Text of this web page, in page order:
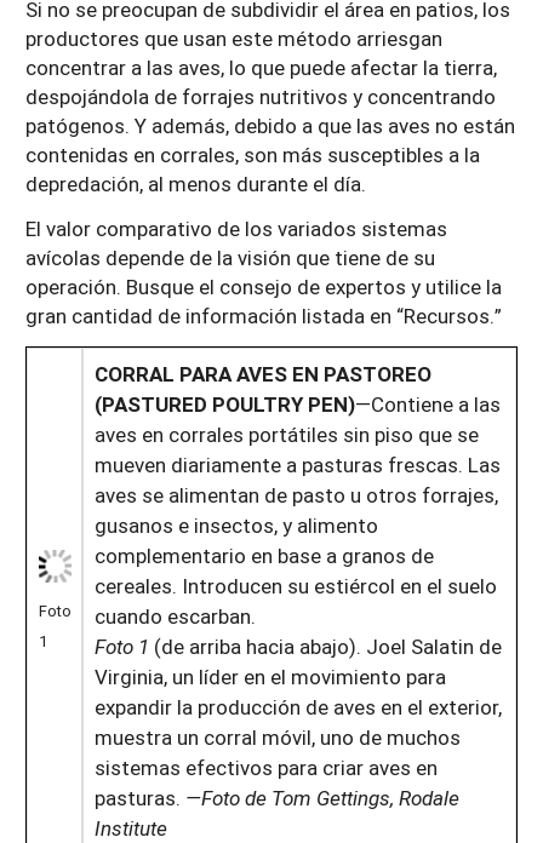
Si no se preocupan de subdividir el área en patios, los
productores que usan este método arriesgan
concentrar a las aves, lo que puede afectar la tierra,
despojándola de forrajes nutritivos y concentrando
patógenos. Y además, debido a que las aves no están
contenidas en corrales, son más susceptibles a la
depredación, al menos durante el día.
El valor comparativo de los variados sistemas
avícolas depende de la visión que tiene de su
operación. Busque el consejo de expertos y utilice la
gran cantidad de información listada en “Recursos.”
Foto
1
CORRAL PARA AVES EN PASTOREO
(PASTURED POULTRY PEN)—Contiene a las
aves en corrales portátiles sin piso que se
mueven diariamente a pasturas frescas. Las
aves se alimentan de pasto u otros forrajes,
gusanos e insectos, y alimento
complementario en base a granos de
cereales. Introducen su estiércol en el suelo
cuando escarban.
Foto 1 (de arriba hacia abajo). Joel Salatin de
Virginia, un líder en el movimiento para
expandir la producción de aves en el exterior,
muestra un corral móvil, uno de muchos
sistemas efectivos para criar aves en
pasturas. —Foto de Tom Gettings, Rodale
Institute